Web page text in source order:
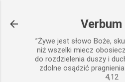
Verbum
”Żywe jest słowo Boże,
niż wszelki miecz
do rozdzielenia duszy i
zdolne osądzić
4,12